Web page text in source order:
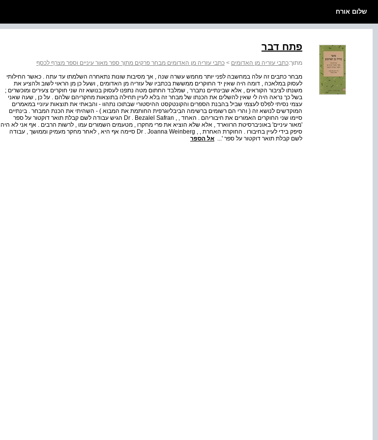
שלום אורח
פתח דבר
מתוך:כתבי עזריה מן האדומים > כתבי עזריה מן האדומים מבחר פרקים מתוך ספר מאור עיניים וספר מצרף לכסף
מבחר כתבים זה עלה במחשבה לפני יותר מחמש עשרה שנה , אך מסיבות שונות נתאחרה השלמתו עד עתה . כאשר החילותי
לעסוק במלאכה , דומה היה שאין יד החוקרים ממששת בכתביו של עזריה מן האדומים , ושעל כן מן הראוי לשוב ולהציע את
משנתו לציבור הקוראים , אלא שבינתיים נתברר , שמלבד החתום מטה נתפנו לעסוק בנושא זה שני חוקרים צעירים ומוכשרים ;
בשל כך נראה היה לי שאין להשלים את הכנתו של מבחר זה בלא לעיין תחילה בתוצאות מחקריהם שלהם . על כן , שעה שאני
עצמי נסיתי לפלס לעצמי שביל בהבנת הספרים והקונטקסט ההיסטורי שבתוכו נתהוו - והבאתי את תוצאות עיוניי במאמרים
המוקדשים לנושא זה ( והרי הם רשומים ברשימה הביבליוגרפית החותמת את המבוא ) - השהיתי את הכנת המבחר . בינתיים
סיימו שני החוקרים האמורים את חיבוריהם . האחד , , Dr . Bezalel Safran הגיש עבודה לשם קבלת תואר דוקטור על ספר
'מאור עיניים' באוניברסיטת הרווארד , אלא שלא הוציא את פרי מחקרו , מטעמים השמורים עמו , לרשות הרבים . אף אני לא היה
סיפק בידי לעיין בחיבורו . החוקרת האחרת , , Dr . Joanna Weinberg סיימה אף היא , לאחר מחקר מעמיק וממושך , עבודה
לשם קבלת תואר דוקטור על ספר '... אל הספר